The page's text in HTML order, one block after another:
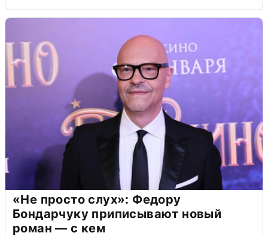
«Не просто слух»: Федору
Бондарчуку приписывают новый
роман — с кем